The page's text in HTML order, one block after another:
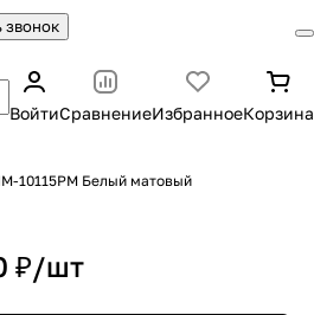
звонок
ВойтиСравнениеИзбранноеКорзина
10115PM Белый матовый
₽/шт